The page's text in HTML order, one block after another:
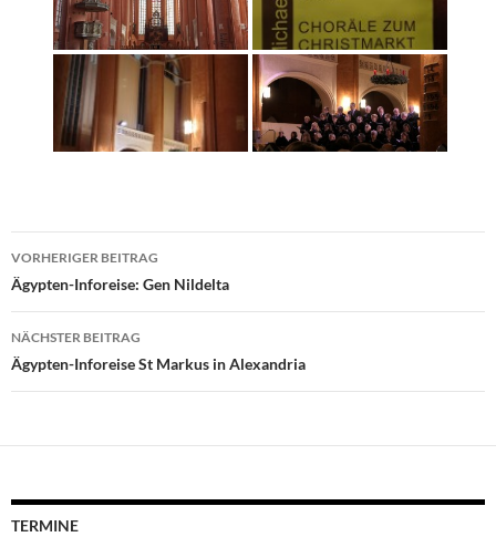
Beitragsnavigation
VORHERIGER BEITRAG
Ägypten-Inforeise: Gen Nildelta
NÄCHSTER BEITRAG
Ägypten-Inforeise St Markus in Alexandria
TERMINE